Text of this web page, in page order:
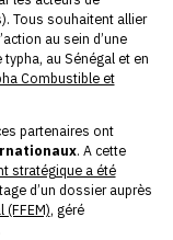
Tous souhaitent allier
au sein d’une
au Sénégal et en
Combustible et
partenaires ont
. A cette
stratégique a été
d’un dossier auprès
(FFEM), géré